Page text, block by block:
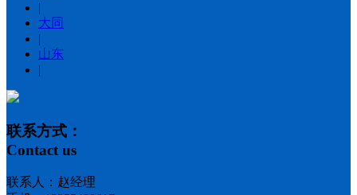
|
大同
|
山东
|
联系方式：
Contact us
联系人：赵经理